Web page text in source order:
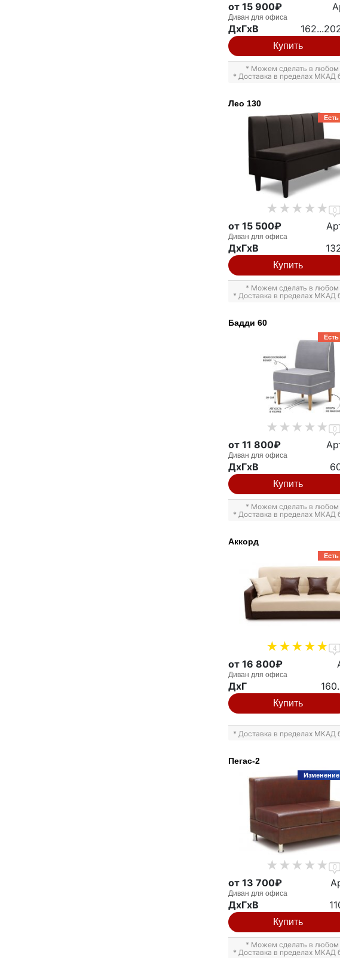
от 15 900₽
Диван для офиса
ДxГxВ
Купить
* Можем сделать в любом
* Доставка в пределах МКАД
Лео 130
0
от 15 500₽
Диван для офиса
ДxГxВ
Купить
* Можем сделать в любом
* Доставка в пределах МКАД
Бадди 60
0
от 11 800₽
Диван для офиса
ДxГxВ
Купить
* Можем сделать в любом
* Доставка в пределах МКАД
Аккорд
4
от 16 800₽
Диван для офиса
ДxГ
Купить
* Доставка в пределах МКАД
Пегас-2
0
от 13 700₽
Диван для офиса
ДxГxВ
Купить
* Можем сделать в любом
* Доставка в пределах МКАД